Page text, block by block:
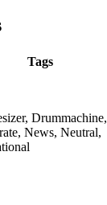
Tags
Drummachine,
News, Neutral,